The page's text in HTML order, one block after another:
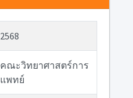
2568
คณะวิทยาศาสตร์การ
แพทย์